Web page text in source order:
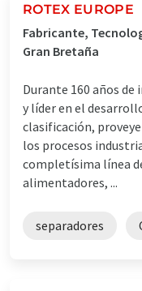
ROTEX EUROPE
Fabricante,
Gran Bretaña
Durante 160 años
y líder en el
clasificación,
los procesos
completísima línea
alimentadores, ...
separadores